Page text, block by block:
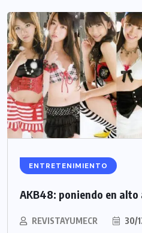
ENTRETENIMIENTO
AKB48: poniendo en alto
REVISTAYUMECR 30/